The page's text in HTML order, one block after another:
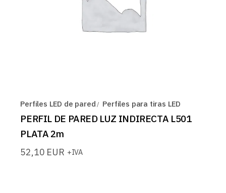
Perfiles LED de pared Perfiles para tiras LED
PERFIL DE PARED LUZ INDIRECTA L501
PLATA 2m
52,10 EUR +IVA